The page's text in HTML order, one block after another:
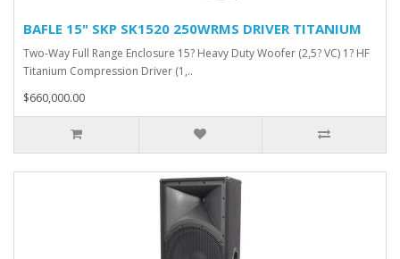
BAFLE 15" SKP SK1520 250WRMS DRIVER TITANIUM
Two-Way Full Range Enclosure 15? Heavy Duty Woofer (2,5? VC) 1? HF
Titanium Compression Driver (1,..
$660,000.00